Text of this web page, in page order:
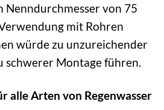
Nenndurchmesser von 75
mit Rohren
würde zu unzureichender
schwerer Montage führen.
alle Arten von Regenwasser